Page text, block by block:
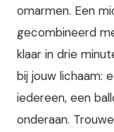
omarmen. Een
gecombineerd
klaar in drie
bij jouw lichaam:
iedereen, een
onderaan.